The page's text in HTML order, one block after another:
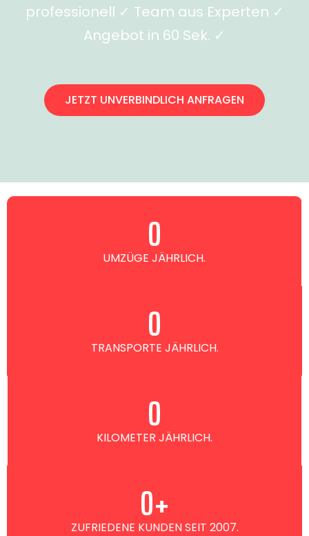
professionell ✓ Team aus Experten ✓
Angebot in 60 Sek. ✓
JETZT UNVERBINDLICH ANFRAGEN
UMZÜGE JÄHRLICH.
0
TRANSPORTE JÄHRLICH.
0
KILOMETER JÄHRLICH.
0
ZUFRIEDENE KUNDEN SEIT 2007.
0+